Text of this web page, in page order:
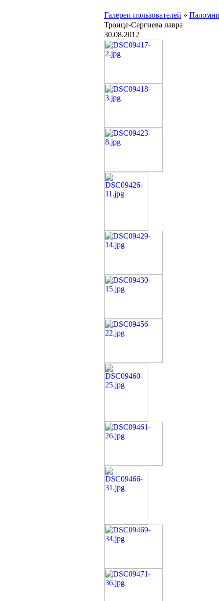
Галереи пользователей »
Троице-Сергиева лавра
30.08.2012